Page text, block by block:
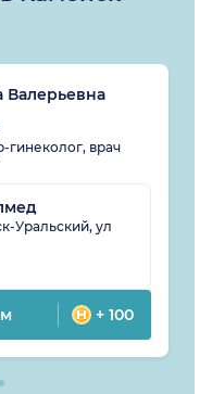
гинеколог, врач
Уральский, ул
+ 100